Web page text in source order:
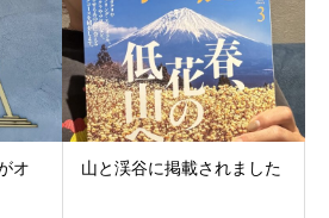
オ
山と渓谷に掲載されました